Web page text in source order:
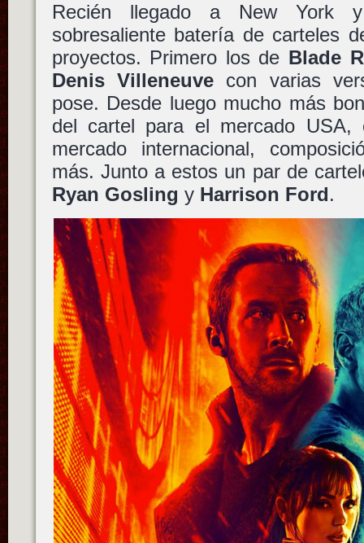
Recién llegado a New York
sobresaliente batería de carteles
proyectos. Primero los de Blade
Denis Villeneuvecon varias
pose. Desde luego mucho más
del cartel para el mercado
mercado internacional,
más. Junto a estos un par de
Ryan Gosling y Harrison Ford.